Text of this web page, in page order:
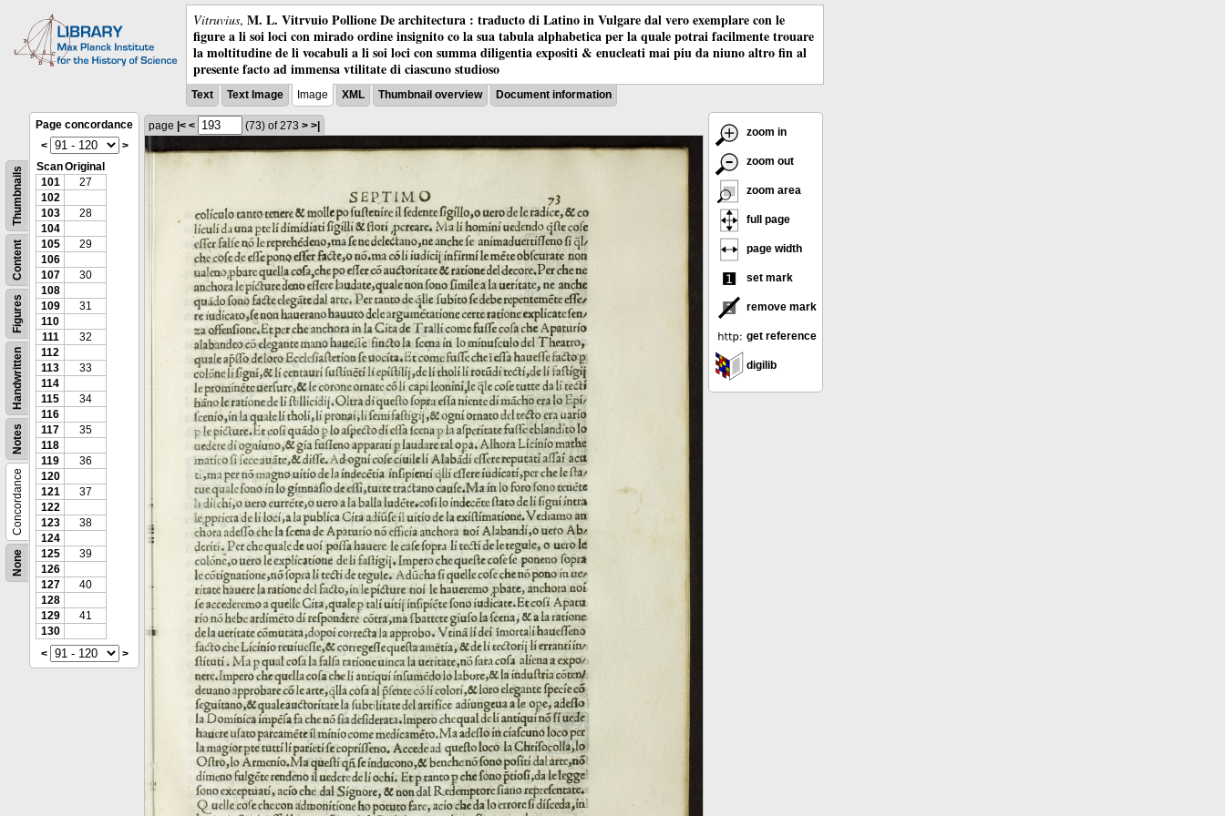
Vitruvius, M. L. Vitrvuio Pollione De architectura : traducto di Latino in Vulgare dal vero exemplare con le
figure a li soi loci con mirado ordine insignito co la sua tabula alphabetica per la quale potrai facilmente trouare
la moltitudine de li vocabuli a li soi loci con summa diligentia expositi & enucleati mai piu da niuno altro fin al
presente facto ad immensa vtilitate di ciascuno studioso
Text Text Image Image XML Thumbnail overview Document information
None
Concordance
Notes
Handwritten
Figures
Content
Thumbnails
Page concordance
<
>
ScanOriginal
101
27
102
103
28
104
105
29
106
107
30
108
109
31
110
111
32
112
113
33
114
115
34
116
117
35
118
119
36
120
121
37
122
123
38
124
125
39
126
127
40
128
129
41
130
<
>
page |< < (73) of 273 > >|
zoom in
zoom out
zoom area
full page
page width
set mark
remove mark
get reference
digilib